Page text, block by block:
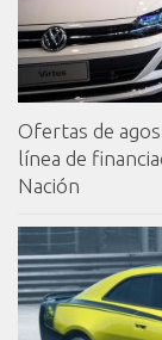
Ofertas de
línea de
Nación